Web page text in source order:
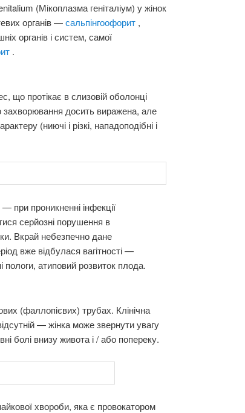
(Мікоплазма геніталіум) у жінок
органів —сальпінгоофорит ,
органів і систем, самої
.
що протікає в слизовій оболонці
досить виражена, але
(ниючі і різкі, нападоподібні і
при проникненні інфекції
серйозні порушення в
Вкрай небезпечно дане
вже відбулася вагітності —
пологи, атиповий розвиток плода.
(фаллопієвих) трубах. Клінічна
— жінка може звернути увагу
болі внизу живота і / або попереку.
хвороби, яка є провокатором